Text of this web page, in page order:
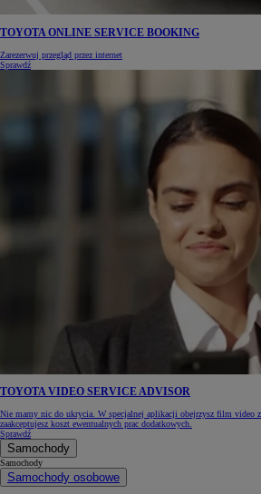
TOYOTA ONLINE SERVICE BOOKING
Zarezerwuj przegląd przez internet
Sprawdź
TOYOTA VIDEO SERVICE ADVISOR
Nie mamy nic do ukrycia. W specjalnej aplikacji obejrzysz film video
zaakceptujesz koszt ewentualnych prac dodatkowych.
Sprawdź
Samochody
Samochody
Samochody osobowe